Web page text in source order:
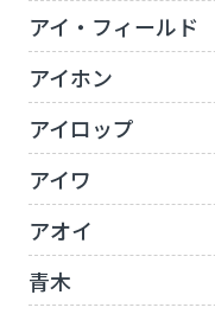
アイ・フィールド
アイホン
アイロップ
アイワ
アオイ
青木